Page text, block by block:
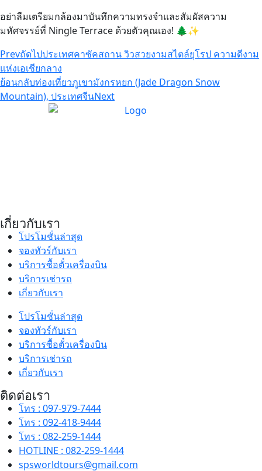
อย่าลืมเตรียมกล้องมาบันทึกความทรงจำและสัมผัสความ
มหัศจรรย์ที่ Ningle Terrace ด้วยตัวคุณเอง! 🌲✨
Prevถัดไปประเทศคาซัคสถาน วิวสวยงามสไตล์ยุโรป ความดีงาม
แห่งเอเชียกลาง
ย้อนกลับท่องเที่ยวภูเขามังกรหยก (Jade Dragon Snow
Mountain), ประเทศจีนNext
เกี่ยวกับเรา
โปรโมชั่นล่าสุด
จองทัวร์กับเรา
บริการซื้อตั๋วเครื่องบิน
บริการเช่ารถ
เกี่ยวกับเรา
โปรโมชั่นล่าสุด
จองทัวร์กับเรา
บริการซื้อตั๋วเครื่องบิน
บริการเช่ารถ
เกี่ยวกับเรา
ติดต่อเรา
โทร : 097-979-7444
โทร : 092-418-9444
โทร : 082-259-1444
HOTLINE : 082-259-1444
spsworldtours@gmail.com